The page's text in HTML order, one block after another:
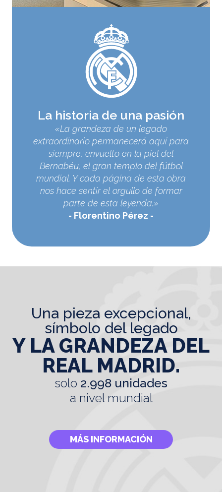
La historia de una pasión
«La grandeza de un legado
extraordinario permanecerá aquí para
siempre, envuelto en la piel del
Bernabéu, el gran templo del fútbol
mundial. Y cada página de esta obra
nos hace sentir el orgullo de formar
parte de esta leyenda.»
Florentino Pérez
una pieza excepcional,
símbolo del legado
Y LA GRANDEZA DEL
REAL MADRID.
solo 2.998 unidades
a nivel mundial
MÁS INFORMACIÓN